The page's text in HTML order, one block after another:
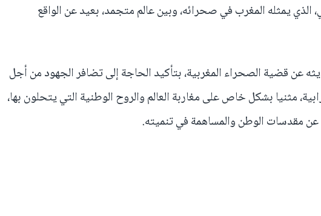
الذي يمثله المغرب في صحرائه، وبين عالم متجمد، بعيد عن الواقع
عن قضية الصحراء المغربية، بتأكيد الحاجة إلى تضافر الجهود من أجل
مثنيا بشكل خاص على مغاربة العالم والروح الوطنية التي يتحلون بها،
عن مقدسات الوطن والمساهمة في تنميته.